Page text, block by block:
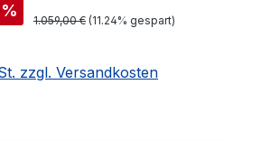
%
1.059,00 € (11.24% gespart)
zzgl. Versandkosten